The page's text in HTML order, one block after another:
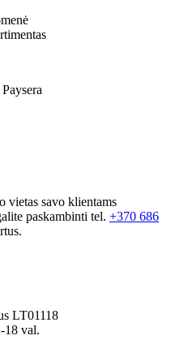
vietas savo klientams
paskambinti tel. +370 686
LT01118
18 val.